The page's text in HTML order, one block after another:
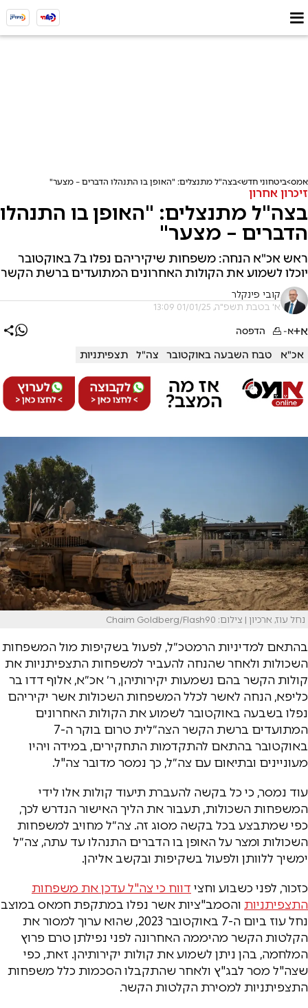
אמס ביטחוני חדש בצה"ל מתנצלים: "האופן בו התנהלו הדברים – מצער"
זיכרון אחרון
בצה"ל מתנצלים: "האופן בו התנהלו
הדברים – מצער"
ראש אכ"א הנחה: משפחות שיקיריהם נפלו ב7 באוקטובר
יוכלו לשמוע את הקולות האחרונים המתועדים ברשת הקשר
קובי פינקלר
א' בטבת תשפ"ה, 01/01/25 13:09
א+א- הדפסה
אכ"א טבח השבעה באוקטובר צה"ל תצפיתניות
נחל עוז, ארכיון | צילום: Chaim Goldberg/Flash90
בהתאם למדיניות הרמטכ״ל, לפעול בשקיפות מול המשפחות
השכולות ולאחר שהנחה להעביר למשפחות התצפיתניות את
קולות הקשר בהם נשמעות יקירותיהן, ר׳ אכ״א, אלוף דדו בר
כליפא, הנחה לאשר לכלל המשפחות השכולות אשר יקיריהם
נפלו בשבעה באוקטובר לשמוע את הקולות האחרונים
המתועדים ברשת הקשר הצה״לית טרום בוקר ה-7
באוקטובר בהתאם להתקדמות התחקירים, במידה ויהיו
מעוניינים ובתיאום עם צה״ל, כך נמסר מדובר צה"ל.
עוד נמסר, כי כל בקשה להעברת תיעוד קולות אלו לידי
המשפחות השכולות, תעבור את הליך האישור הנדרש לכך,
כפי שמתבצע בכל בקשה מסוג זה. צה״ל מחויב למשפחות
השכולות ומצר על האופן בו הדברים התנהלו עד עתה, צה״ל
ימשיך ללוותן ולפעול בשקיפות ובקשב אליהן.
כזכור, לפני כשבוע וחצי דווח כי צה"ל עדכן את משפחות
התצפיתניות והסמב"ציות אשר נפלו במתקפת חמאס במוצב
נחל עוז ביום ה-7 באוקטובר 2023, שהוא ערוך למסור את
הקלטות הקשר מהיממה האחרונה לפני נפילתן טרם פרוץ
המלחמה, בהן ניתן לשמוע את קולות יקירותיהן. זאת, כפי
שצה"ל מסר לבג"ץ ולאחר שהתקבלו הסכמות כלל משפחות
התצפיתניות למסירת הקלטות הקשר.